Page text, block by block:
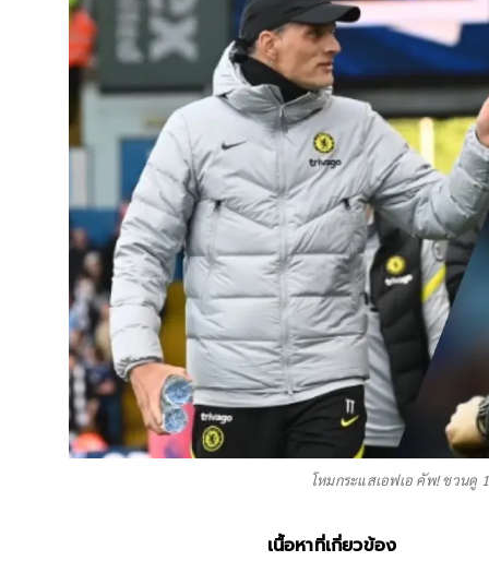
โหมกระแสเอฟเอ คัพ! ชวนดู
เนื้อหาที่เกี่ยวข้อง